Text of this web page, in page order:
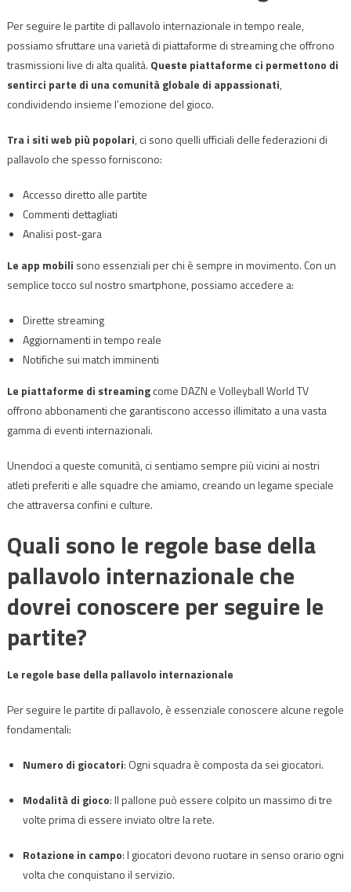
Per seguire le partite di pallavolo internazionale in tempo reale,
possiamo sfruttare una varietà di piattaforme di streaming che offrono
trasmissioni live di alta qualità. Queste piattaforme ci permettono di
sentirci parte di una comunità globale di appassionati,
condividendo insieme l’emozione del gioco.
Tra i siti web più popolari, ci sono quelli ufficiali delle federazioni di
pallavolo che spesso forniscono:
Accesso diretto alle partite
Commenti dettagliati
Analisi post-gara
Le app mobili sono essenziali per chi è sempre in movimento. Con un
semplice tocco sul nostro smartphone, possiamo accedere a:
Dirette streaming
Aggiornamenti in tempo reale
Notifiche sui match imminenti
Le piattaforme di streamingcome DAZN e Volleyball World TV
offrono abbonamenti che garantiscono accesso illimitato a una vasta
gamma di eventi internazionali.
Unendoci a queste comunità, ci sentiamo sempre più vicini ai nostri
atleti preferiti e alle squadre che amiamo, creando un legame speciale
che attraversa confini e culture.
Quali sono le regole base della
pallavolo internazionale che
dovrei conoscere per seguire le
partite?
Le regole base della pallavolo internazionale
Per seguire le partite di pallavolo, è essenziale conoscere alcune regole
fondamentali:
Numero di giocatori: Ogni squadra è composta da sei giocatori.
Modalità di gioco: Il pallone può essere colpito un massimo di tre
volte prima di essere inviato oltre la rete.
Rotazione in campo: I giocatori devono ruotare in senso orario ogni
volta che conquistano il servizio.